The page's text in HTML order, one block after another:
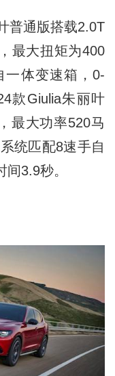
通版搭载2.0T
最大扭矩为400
一体变速箱，0-
款Giulia朱丽叶
最大功率520马
统匹配8速手自
3.9秒。